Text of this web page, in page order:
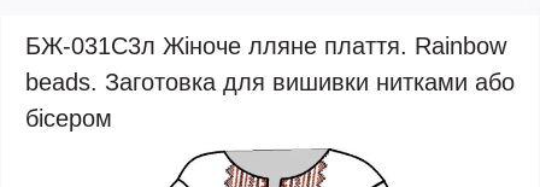
БЖ-031С3л Жіноче лляне плаття. Rainbow
beads. Заготовка для вишивки нитками або
бісером